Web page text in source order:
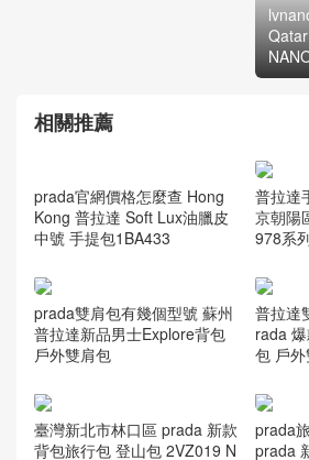
相關推薦
prada官網價格怎麼查 Hong
Kong 普拉達 Soft Lux油臘皮
中號 手提包1BA433
普拉達
京朝陽
978系
prada雙肩包有幾個型號 蘇州
普拉達新品男士Explore背包
戶外雙肩包
普拉達
rada
包 戶
臺灣新北市林口區 prada 新款
背包旅行包 登山包 2VZ019 N
prada
prada